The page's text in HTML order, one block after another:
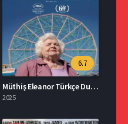
6.7
Müthiş Eleanor Türkçe Dublaj İzle
2025